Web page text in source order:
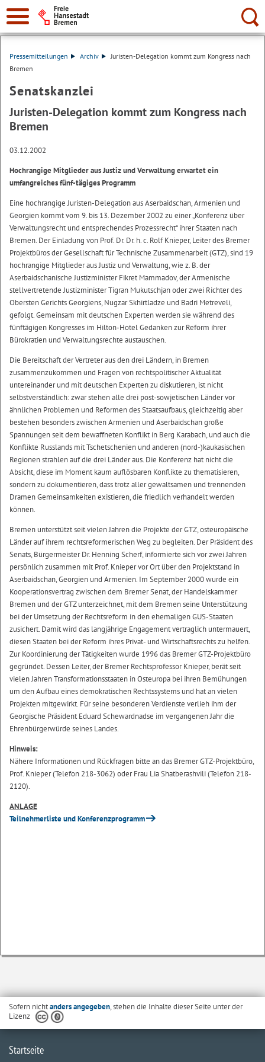
Suche:
Pressemitteilungen Archiv
Juristen-Delegation kommt zum Kongress nach
Bremen
Senatskanzlei
Juristen-Delegation kommt zum Kongress nach
Bremen
03.12.2002
Hochrangige Mitglieder aus Justiz und Verwaltung erwartet ein
umfangreiches fünf-tägiges Programm
Eine hochrangige Juristen-Delegation aus Aserbaidschan, Armenien und
Georgien kommt vom 9. bis 13. Dezember 2002 zu einer „Konferenz über
Verwaltungsrecht und entsprechendes Prozessrecht“ ihrer Staaten nach
Bremen. Der Einladung von Prof. Dr. Dr. h. c. Rolf Knieper, Leiter des Bremer
Projektbüros der Gesellschaft für Technische Zusammenarbeit (GTZ), sind 19
hochrangige Mitglieder aus Justiz und Verwaltung, wie z. B. der
Aserbaidschanische Justizminister Fikret Mammadov, der Armenische
stellvertretende Justizminister Tigran Mukutschjan oder zwei Richter des
Obersten Gerichts Georgiens, Nugzar Skhirtladze und Badri Metreveli,
gefolgt. Gemeinsam mit deutschen Experten werden sie während des
fünftägigen Kongresses im Hilton-Hotel Gedanken zur Reform ihrer
Bürokratien und Verwaltungsrechte austauschen.
Die Bereitschaft der Vertreter aus den drei Ländern, in Bremen
zusammenzukommen und Fragen von rechtspolitischer Aktualität
untereinander und mit deutschen Experten zu diskutieren, ist nicht
selbstverständlich: zwar stehen alle drei post-sowjetischen Länder vor
ähnlichen Problemen und Reformen des Staatsaufbaus, gleichzeitig aber
bestehen besonders zwischen Armenien und Aserbaidschan große
Spannungen seit dem bewaffneten Konflikt in Berg Karabach, und auch die
Konflikte Russlands mit Tschetschenien und anderen (nord-)kaukasischen
Regionen strahlen auf die drei Länder aus. Die Konferenz hat nicht die
Absicht, diese im Moment kaum auflösbaren Konflikte zu thematisieren,
sondern zu dokumentieren, dass trotz aller gewaltsamen und trennenden
Dramen Gemeinsamkeiten existieren, die friedlich verhandelt werden
können.
Bremen unterstützt seit vielen Jahren die Projekte der GTZ, osteuropäische
Länder auf ihrem rechtsreformerischen Weg zu begleiten. Der Präsident des
Senats, Bürgermeister Dr. Henning Scherf, informierte sich vor zwei Jahren
persönlich zusammen mit Prof. Knieper vor Ort über den Projektstand in
Aserbaidschan, Georgien und Armenien. Im September 2000 wurde ein
Kooperationsvertrag zwischen dem Bremer Senat, der Handelskammer
Bremen und der GTZ unterzeichnet, mit dem Bremen seine Unterstützung
bei der Umsetzung der Rechtsreform in den ehemaligen GUS-Staaten
zusichert. Damit wird das langjährige Engagement vertraglich untermauert,
diesen Staaten bei der Reform ihres Privat- und Wirtschaftsrechts zu helfen.
Zur Koordinierung der Tätigkeiten wurde 1996 das Bremer GTZ-Projektbüro
gegründet. Dessen Leiter, der Bremer Rechtsprofessor Knieper, berät seit
vielen Jahren Transformationsstaaten in Osteuropa bei ihren Bemühungen
um den Aufbau eines demokratischen Rechtssystems und hat an vielen
Projekten mitgewirkt. Für seine besonderen Verdienste verlieh ihm der
Georgische Präsident Eduard Schewardnadse im vergangenen Jahr die
Ehrenbürgerwürde seines Landes.
Hinweis:
Nähere Informationen und Rückfragen bitte an das Bremer GTZ-Projektbüro,
Prof. Knieper (Telefon 218-3062) oder Frau Lia Shatberashvili (Telefon 218-
2120).
ANLAGE
Teilnehmerliste und Konferenzprogramm
Sofern nichtanders angegeben, stehen die Inhalte dieser Seite unter der
Lizenz
Startseite